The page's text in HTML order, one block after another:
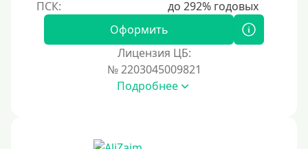
Принятие решения
Оформить
Лицензия ЦБ:
№ 2203045009821
Подробнее